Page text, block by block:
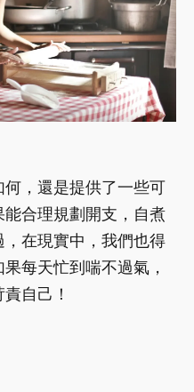
，還是提供了一些可
合理規劃開支，自煮
在現實中，我們也得
每天忙到喘不過氣，
自己！